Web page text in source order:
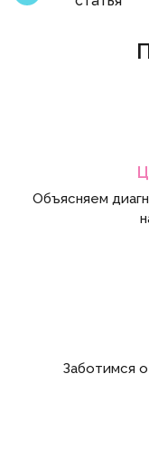
Объясняем
Заботимся